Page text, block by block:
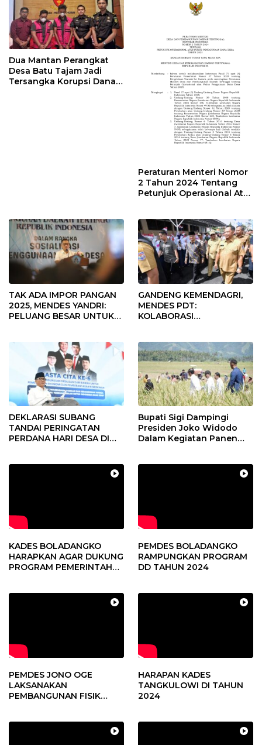
Dua Mantan Perangkat
Desa Batu Tajam Jadi
Tersangka Korupsi Dana
Peraturan Menteri Nomor
2 Tahun 2024 Tentang
Petunjuk Operasional Atas
TAK ADA IMPOR PANGAN
2025, MENDES YANDRI:
PELUANG BESAR UNTUK
GANDENG KEMENDAGRI,
MENDES PDT:
KOLABORASI
DEKLARASI SUBANG
TANDAI PERINGATAN
PERDANA HARI DESA DI
Bupati Sigi Dampingi
Presiden Joko Widodo
Dalam Kegiatan Panen
KADES BOLADANGKO
HARAPKAN AGAR DUKUNG
PROGRAM PEMERINTAH
PEMDES BOLADANGKO
RAMPUNGKAN PROGRAM
DD TAHUN 2024
PEMDES JONO OGE
LAKSANAKAN
PEMBANGUNAN FISIK
HARAPAN KADES
TANGKULOWI DI TAHUN
2024